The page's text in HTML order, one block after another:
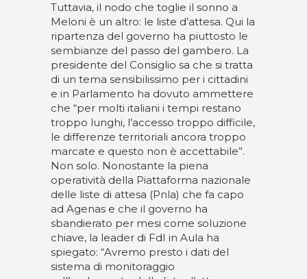
Tuttavia, il nodo che toglie il sonno a
Meloni è un altro: le liste d’attesa. Qui la
ripartenza del governo ha piuttosto le
sembianze del passo del gambero. La
presidente del Consiglio sa che si tratta
di un tema sensibilissimo per i cittadini
e in Parlamento ha dovuto ammettere
che “per molti italiani i tempi restano
troppo lunghi, l’accesso troppo difficile,
le differenze territoriali ancora troppo
marcate e questo non è accettabile”.
Non solo. Nonostante la piena
operatività della Piattaforma nazionale
delle liste di attesa (Pnla) che fa capo
ad Agenas e che il governo ha
sbandierato per mesi come soluzione
chiave, la leader di FdI in Aula ha
spiegato: “Avremo presto i dati del
sistema di monitoraggio